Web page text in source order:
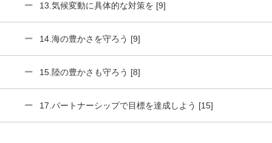
13.気候変動に具体的な対策を [9]
14.海の豊かさを守ろう [9]
15.陸の豊かさも守ろう [8]
17.パートナーシップで目標を達成しよう [15]